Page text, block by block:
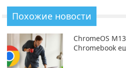
Похожие новости
ChromeOS
Chromebook